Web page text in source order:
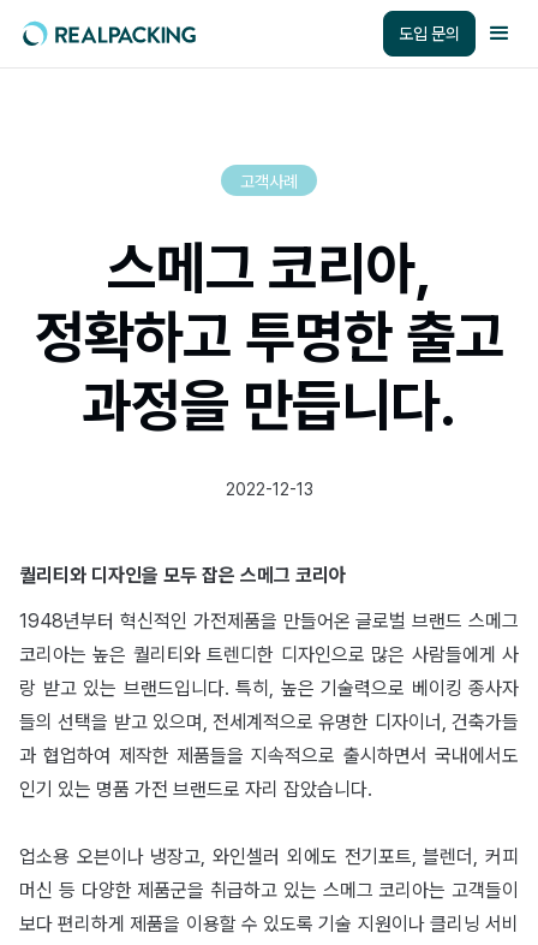
도입 문의
고객사례
스메그 코리아,
정확하고 투명한 출고
과정을 만듭니다.
2022-12-13
퀄리티와 디자인을 모두 잡은 스메그 코리아
1948년부터 혁신적인 가전제품을 만들어온 글로벌 브랜드 스메그
코리아는 높은 퀄리티와 트렌디한 디자인으로 많은 사람들에게 사
랑 받고 있는 브랜드입니다. 특히, 높은 기술력으로 베이킹 종사자
들의 선택을 받고 있으며, 전세계적으로 유명한 디자이너, 건축가들
과 협업하여 제작한 제품들을 지속적으로 출시하면서 국내에서도
인기 있는 명품 가전 브랜드로 자리 잡았습니다.
업소용 오븐이나 냉장고, 와인셀러 외에도 전기포트, 블렌더, 커피
머신 등 다양한 제품군을 취급하고 있는 스메그 코리아는 고객들이
보다 편리하게 제품을 이용할 수 있도록 기술 지원이나 클리닝 서비